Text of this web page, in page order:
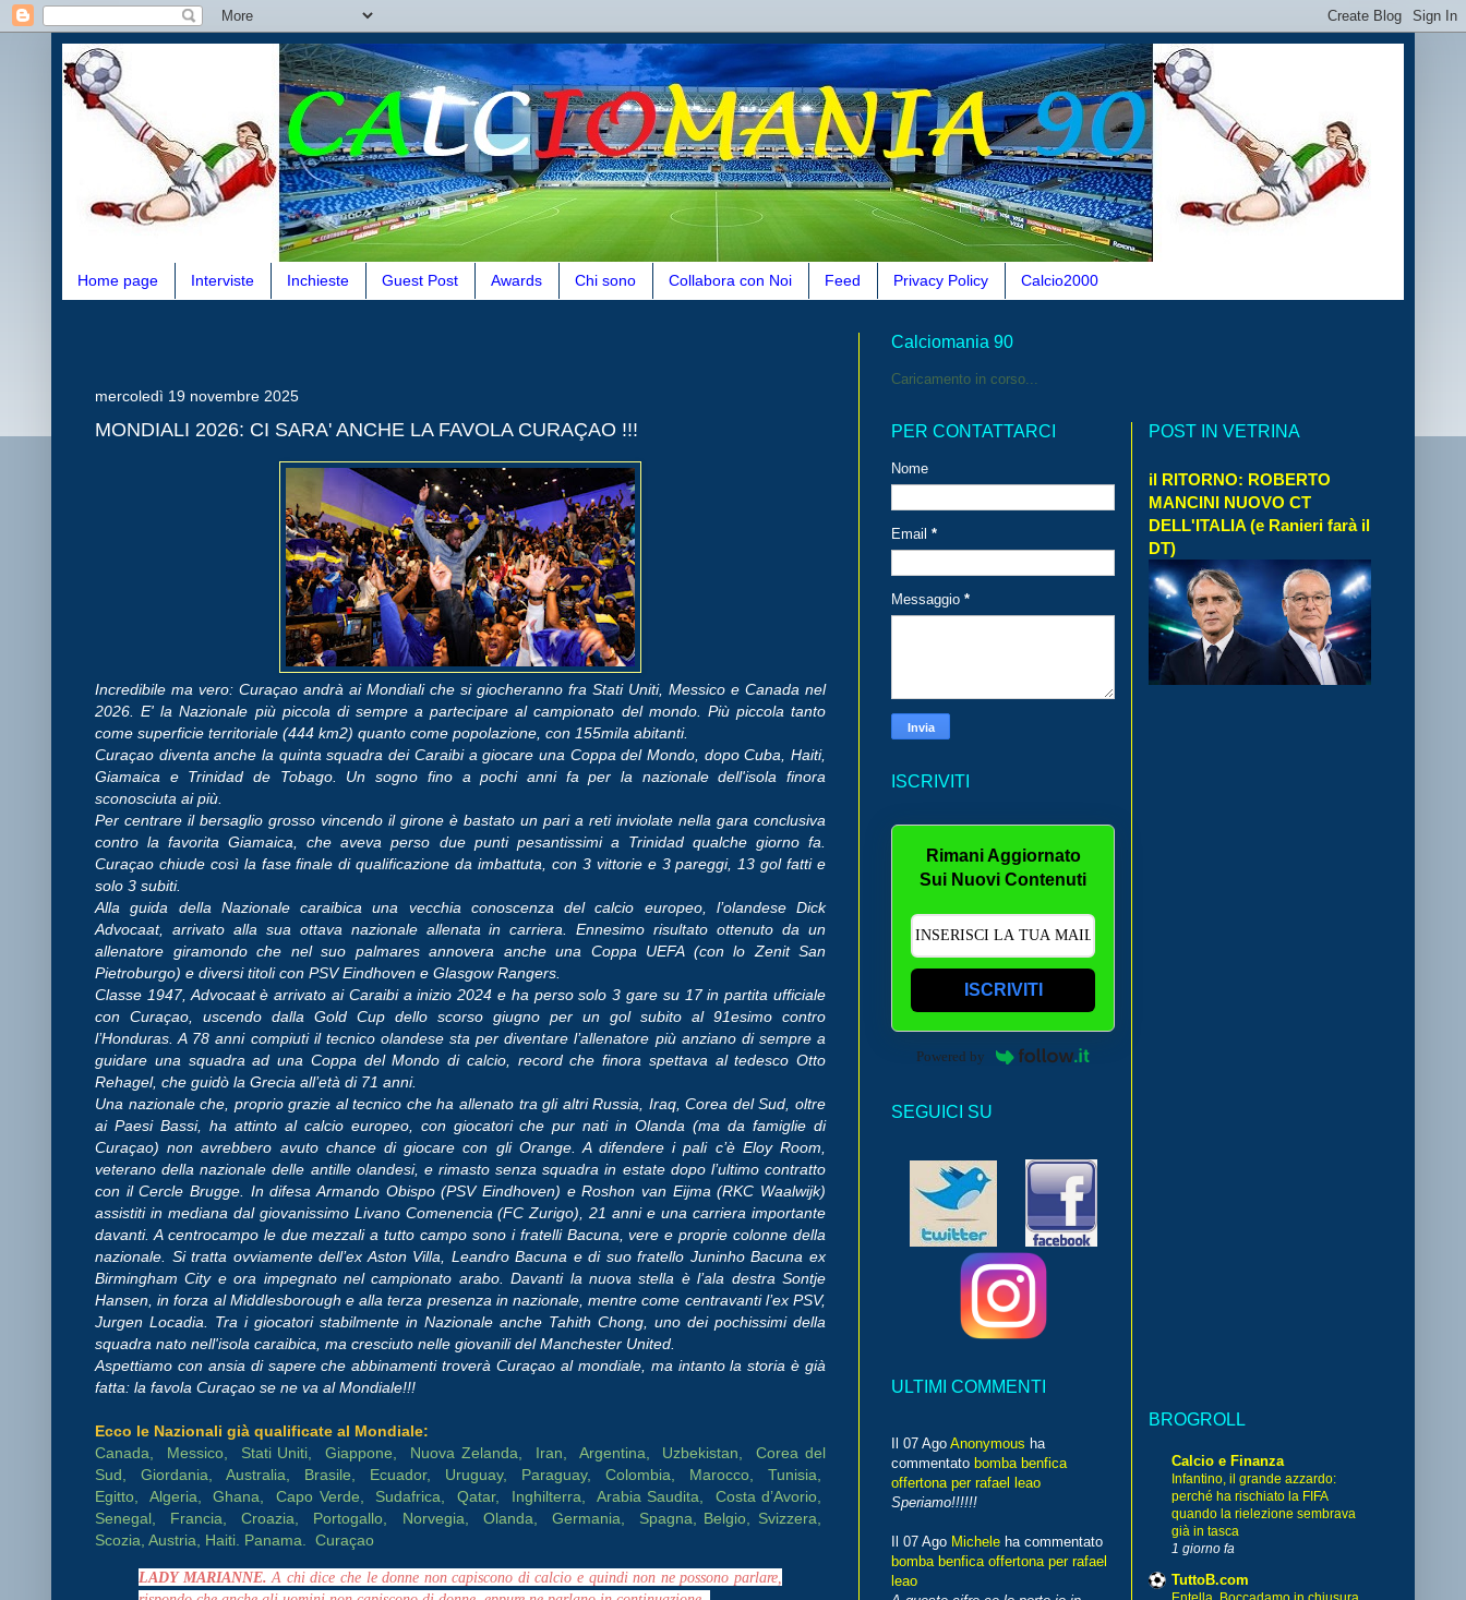
Home page Interviste Inchieste Guest Post Awards Chi sono Collabora con Noi Feed Privacy Policy Calcio2000
mercoledì 19 novembre 2025
MONDIALI 2026: CI SARA' ANCHE LA FAVOLA CURAÇAO !!!
Incredibile ma vero: Curaçao andrà ai Mondiali che si giocheranno fra Stati Uniti, Messico e Canada nel
2026. E' la Nazionale più piccola di sempre a partecipare al campionato del mondo. Più piccola tanto
come superficie territoriale (444 km2) quanto come popolazione, con 155mila abitanti.
Curaçao diventa anche la quinta squadra dei Caraibi a giocare una Coppa del Mondo, dopo Cuba, Haiti,
Giamaica e Trinidad de Tobago. Un sogno fino a pochi anni fa per la nazionale dell'isola finora
sconosciuta ai più.
Per centrare il bersaglio grosso vincendo il girone è bastato un pari a reti inviolate nella gara conclusiva
contro la favorita Giamaica, che aveva perso due punti pesantissimi a Trinidad qualche giorno fa.
Curaçao chiude così la fase finale di qualificazione da imbattuta, con 3 vittorie e 3 pareggi, 13 gol fatti e
solo 3 subiti.
Alla guida della Nazionale caraibica una vecchia conoscenza del calcio europeo, l’olandese Dick
Advocaat, arrivato alla sua ottava nazionale allenata in carriera. Ennesimo risultato ottenuto da un
allenatore giramondo che nel suo palmares annovera anche una Coppa UEFA (con lo Zenit San
Pietroburgo) e diversi titoli con PSV Eindhoven e Glasgow Rangers.
Classe 1947, Advocaat è arrivato ai Caraibi a inizio 2024 e ha perso solo 3 gare su 17 in partita ufficiale
con Curaçao, uscendo dalla Gold Cup dello scorso giugno per un gol subito al 91esimo contro
l’Honduras. A 78 anni compiuti il tecnico olandese sta per diventare l’allenatore più anziano di sempre a
guidare una squadra ad una Coppa del Mondo di calcio, record che finora spettava al tedesco Otto
Rehagel, che guidò la Grecia all’età di 71 anni.
Una nazionale che, proprio grazie al tecnico che ha allenato tra gli altri Russia, Iraq, Corea del Sud, oltre
ai Paesi Bassi, ha attinto al calcio europeo, con giocatori che pur nati in Olanda (ma da famiglie di
Curaçao) non avrebbero avuto chance di giocare con gli Orange. A difendere i pali c’è Eloy Room,
veterano della nazionale delle antille olandesi, e rimasto senza squadra in estate dopo l’ultimo contratto
con il Cercle Brugge. In difesa Armando Obispo (PSV Eindhoven) e Roshon van Eijma (RKC Waalwijk)
assistiti in mediana dal giovanissimo Livano Comenencia (FC Zurigo), 21 anni e una carriera importante
davanti. A centrocampo le due mezzali a tutto campo sono i fratelli Bacuna, vere e proprie colonne della
nazionale. Si tratta ovviamente dell’ex Aston Villa, Leandro Bacuna e di suo fratello Juninho Bacuna ex
Birmingham City e ora impegnato nel campionato arabo. Davanti la nuova stella è l’ala destra Sontje
Hansen, in forza al Middlesborough e alla terza presenza in nazionale, mentre come centravanti l’ex PSV,
Jurgen Locadia. Tra i giocatori stabilmente in Nazionale anche Tahith Chong, uno dei pochissimi della
squadra nato nell'isola caraibica, ma cresciuto nelle giovanili del Manchester United.
Aspettiamo con ansia di sapere che abbinamenti troverà Curaçao al mondiale, ma intanto la storia è già
fatta: la favola Curaçao se ne va al Mondiale!!!
Ecco le Nazionali già qualificate al Mondiale:
Canada, Messico, Stati Uniti, Giappone, Nuova Zelanda, Iran, Argentina, Uzbekistan, Corea del
Sud, Giordania, Australia, Brasile, Ecuador, Uruguay, Paraguay, Colombia, Marocco, Tunisia,
Egitto, Algeria, Ghana, Capo Verde, Sudafrica, Qatar, Inghilterra, Arabia Saudita, Costa d’Avorio,
Senegal, Francia, Croazia, Portogallo, Norvegia, Olanda, Germania, Spagna , Belgio, Svizzera,
Scozia, Austria, Haiti. Panama. Curaçao
LADY MARIANNE. A chi dice che le donne non capiscono di calcio e quindi non ne possono parlare,
Calciomania 90
Caricamento in corso...
PER CONTATTARCI
Nome
Email *
Messaggio *
ISCRIVITI
Rimani Aggiornato
Sui Nuovi Contenuti
ISCRIVITI
Powered by
SEGUICI SU
ULTIMI COMMENTI
Il 07 Ago Anonymous ha
commentato bomba benfica
offertona per rafael leao
Speriamo!!!!!!
Il 07 Ago Michele ha commentato
bomba benfica offertona per rafael
leao
POST IN VETRINA
il RITORNO: ROBERTO
MANCINI NUOVO CT
DELL'ITALIA (e Ranieri farà il
DT)
BROGROLL
Calcio e Finanza
Infantino, il grande azzardo:
perché ha rischiato la FIFA
quando la rielezione sembrava
già in tasca
1 giorno fa
TuttoB.com